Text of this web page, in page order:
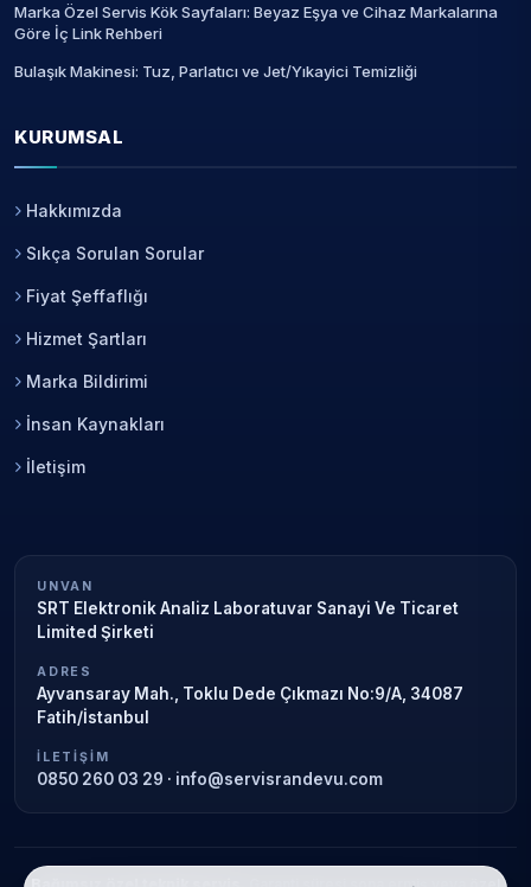
Marka Özel Servis Kök Sayfaları: Beyaz Eşya ve Cihaz Markalarına
Göre İç Link Rehberi
Bulaşık Makinesi: Tuz, Parlatıcı ve Jet/Yıkayici Temizliği
KURUMSAL
Hakkımızda
Sıkça Sorulan Sorular
Fiyat Şeffaflığı
Hizmet Şartları
Marka Bildirimi
İnsan Kaynakları
İletişim
UNVAN
SRT Elektronik Analiz Laboratuvar Sanayi Ve Ticaret
Limited Şirketi
ADRES
Ayvansaray Mah., Toklu Dede Çıkmazı No:9/A, 34087
Fatih/İstanbul
İLETIŞIM
0850 260 03 29 · info@servisrandevu.com